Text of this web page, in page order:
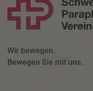
Wir bewegen.
Bewegen Sie mit uns.